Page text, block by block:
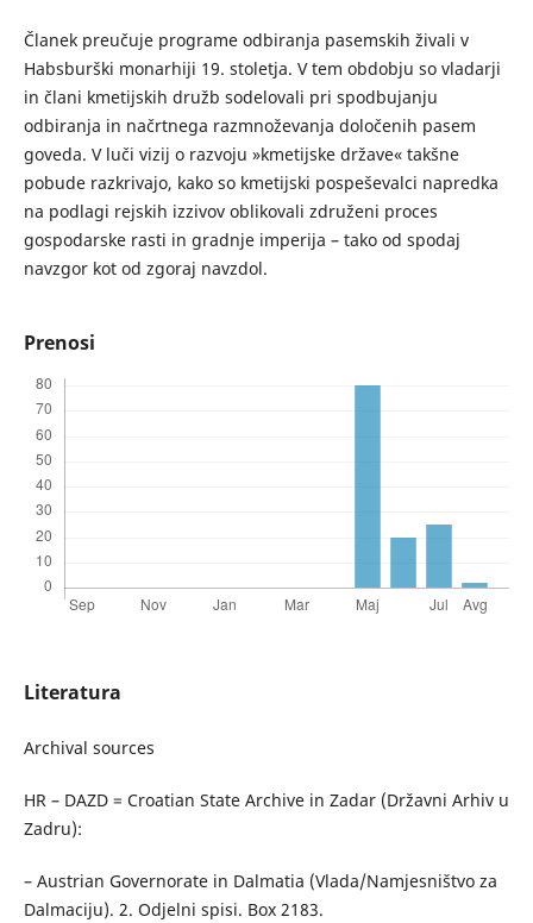
Članek preučuje programe odbiranja pasemskih živali v
Habsburški monarhiji 19. stoletja. V tem obdobju so vladarji
in člani kmetijskih družb sodelovali pri spodbujanju
odbiranja in načrtnega razmnoževanja določenih pasem
goveda. V luči vizij o razvoju »kmetijske države« takšne
pobude razkrivajo, kako so kmetijski pospeševalci napredka
na podlagi rejskih izzivov oblikovali združeni proces
gospodarske rasti in gradnje imperija – tako od spodaj
navzgor kot od zgoraj navzdol.
Prenosi
Literatura
Archival sources
HR – DAZD = Croatian State Archive in Zadar (Državni Arhiv u
Zadru):
– Austrian Governorate in Dalmatia (Vlada/Namjesništvo za
Dalmaciju). 2. Odjelni spisi. Box 2183.